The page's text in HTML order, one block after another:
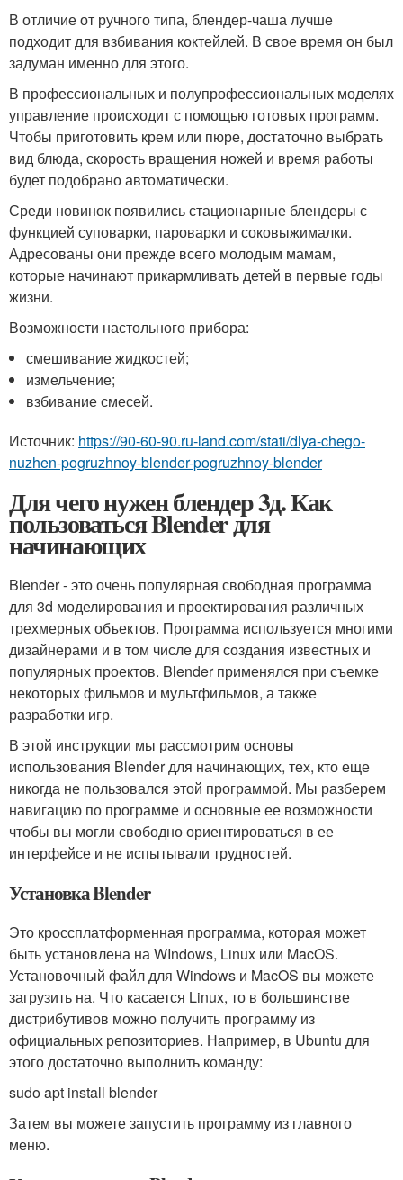
В отличие от ручного типа, блендер-чаша лучше
подходит для взбивания коктейлей. В свое время он был
задуман именно для этого.
В профессиональных и полупрофессиональных моделях
управление происходит с помощью готовых программ.
Чтобы приготовить крем или пюре, достаточно выбрать
вид блюда, скорость вращения ножей и время работы
будет подобрано автоматически.
Среди новинок появились стационарные блендеры с
функцией суповарки, пароварки и соковыжималки.
Адресованы они прежде всего молодым мамам,
которые начинают прикармливать детей в первые годы
жизни.
Возможности настольного прибора:
смешивание жидкостей;
измельчение;
взбивание смесей.
Источник: https://90-60-90.ru-land.com/stati/dlya-chego-
nuzhen-pogruzhnoy-blender-pogruzhnoy-blender
Для чего нужен блендер 3д. Как
пользоваться Blender для
начинающих
Blender - это очень популярная свободная программа
для 3d моделирования и проектирования различных
трехмерных объектов. Программа используется многими
дизайнерами и в том числе для создания известных и
популярных проектов. Blender применялся при съемке
некоторых фильмов и мультфильмов, а также
разработки игр.
В этой инструкции мы рассмотрим основы
использования Blender для начинающих, тех, кто еще
никогда не пользовался этой программой. Мы разберем
навигацию по программе и основные ее возможности
чтобы вы могли свободно ориентироваться в ее
интерфейсе и не испытывали трудностей.
Установка Blender
Это кроссплатформенная программа, которая может
быть установлена на WIndows, Linux или MacOS.
Установочный файл для Windows и MacOS вы можете
загрузить на. Что касается Linux, то в большинстве
дистрибутивов можно получить программу из
официальных репозиториев. Например, в Ubuntu для
этого достаточно выполнить команду:
sudo apt install blender
Затем вы можете запустить программу из главного
меню.